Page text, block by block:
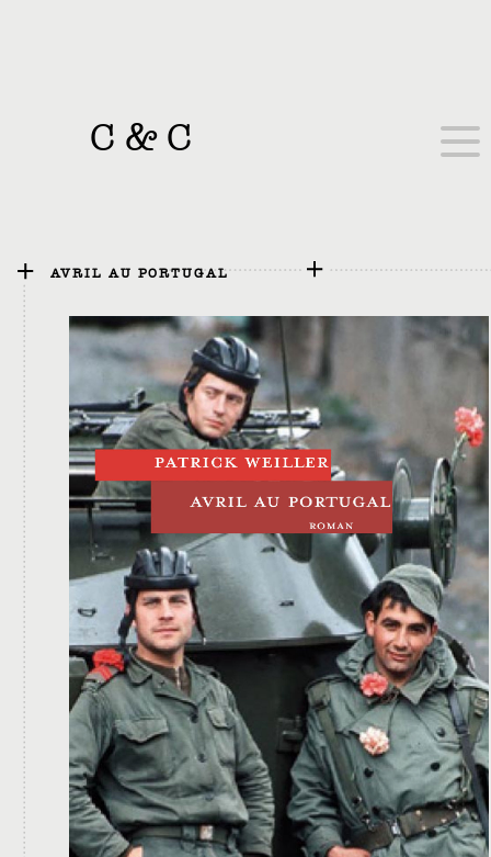
C &C
AVRIL AU PORTUGAL